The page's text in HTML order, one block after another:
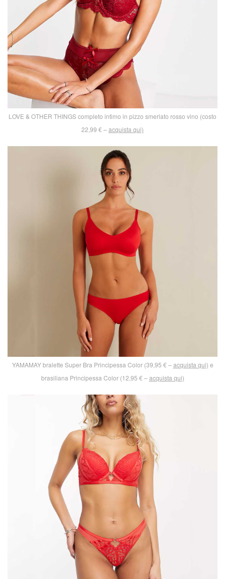
LOVE & OTHER THINGS completo intimo in pizzo smerlato rosso vino (costo
22,99 € –acquista qui)
YAMAMAY bralette Super Bra Principessa Color (39,95 € –acquista qui) e
brasiliana Principessa Color (12,95 € –acquista qui)